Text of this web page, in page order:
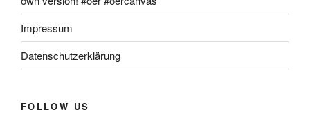
Impressum
Datenschutzerklärung
FOLLOW US